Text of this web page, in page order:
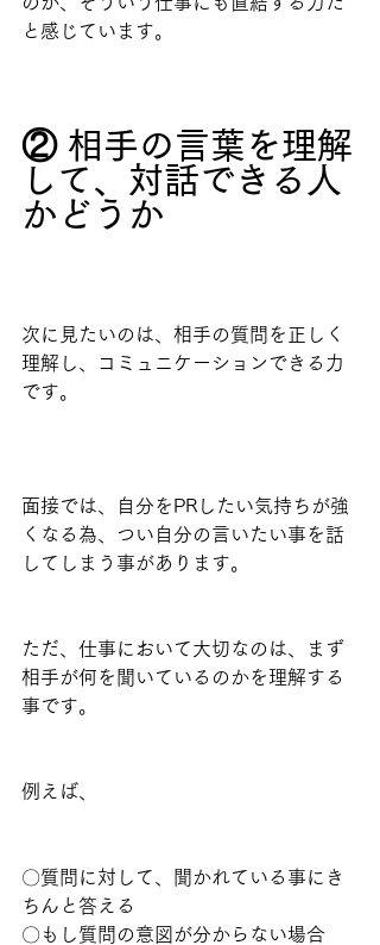
と感じています。
② 相手の言葉を理解
して、対話できる人
かどうか
次に見たいのは、相手の質問を正しく
理解し、コミュニケーションできる力
です。
面接では、自分をPRしたい気持ちが強
くなる為、つい自分の言いたい事を話
してしまう事があります。
ただ、仕事において大切なのは、まず
相手が何を聞いているのかを理解する
事です。
例えば、
〇質問に対して、聞かれている事にき
ちんと答える
〇もし質問の意図が分からない場合